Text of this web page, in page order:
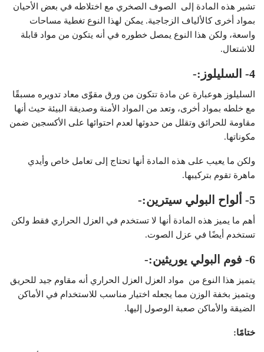
تشير هذه المادة إلى الصوف الصخري مع اختلاطه في بعض الأحيان
بمواد أخرى كالألياف الزجاجية. يمكن لهذا النوع تغطية مساحات
واسعة، ولكن هذا النوع يمصل خطوره في أنه يتكون من مواد قابلة
للاشتعال.
4- السليلوز:-
السليلوز هوعبارة عن مادة تتكون من ورق مقوّى معاد تدويره مسبقًا
مع خلطه بمواد أخرى، وتعد من المواد الأمنة وصديقة البيئة حيث أنها
مقاومة للحرائق وتقلل من حدوثها لعدم احتوائها على الأكسجين ضمن
مكوناتها.
ولكن ما يعيب على هذه المادة أنها تحتاج إلى تعامل خاص وأيدي
ماهرة تقوم بتركيبها.
5- ألواح البولي سيترين:-
أهم ما يميز هذه المادة أنها لا تستخدم في العزل الحراري فقط ولكن
تستخدم أيضًا في عزل الصوت.
6- فوم البولي يوريثين:-
يتميز هذا النوع من مواد العزل العزل الحراري أنه مقاوم جيد للحريق
ويتميز بخفة الوزن مما يجعله اختيار مناسب للاستخدام في الأماكن
الضيقة والأماكن صعبة الوصول إليها.
ختامًا: